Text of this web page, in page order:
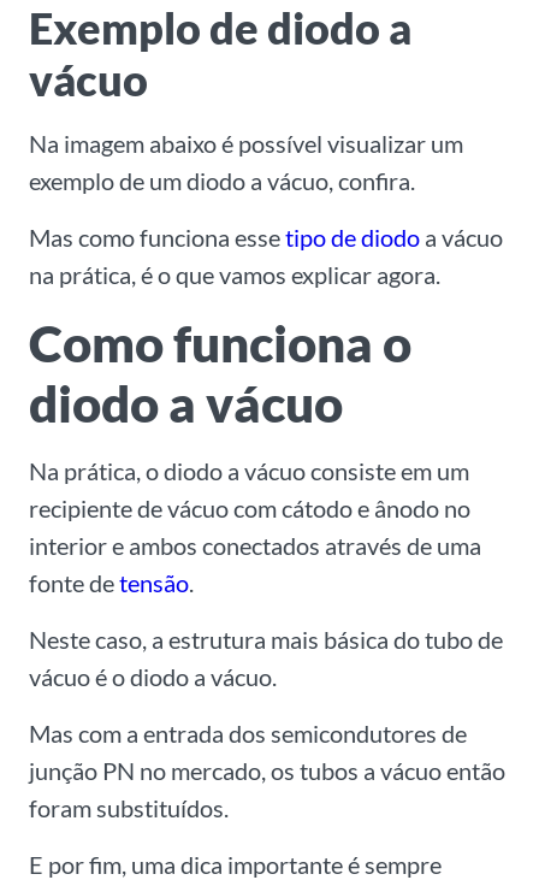
Exemplo de diodo a
vácuo
Na imagem abaixo é possível visualizar um
exemplo de um diodo a vácuo, confira.
Mas como funciona essetipo de diodo a vácuo
na prática, é o que vamos explicar agora.
Como funciona o
diodo a vácuo
Na prática, o diodo a vácuo consiste em um
recipiente de vácuo com cátodo e ânodo no
interior e ambos conectados através de uma
fonte detensão.
Neste caso, a estrutura mais básica do tubo de
vácuo é o diodo a vácuo.
Mas com a entrada dos semicondutores de
junção PN no mercado, os tubos a vácuo então
foram substituídos.
E por fim, uma dica importante é sempre